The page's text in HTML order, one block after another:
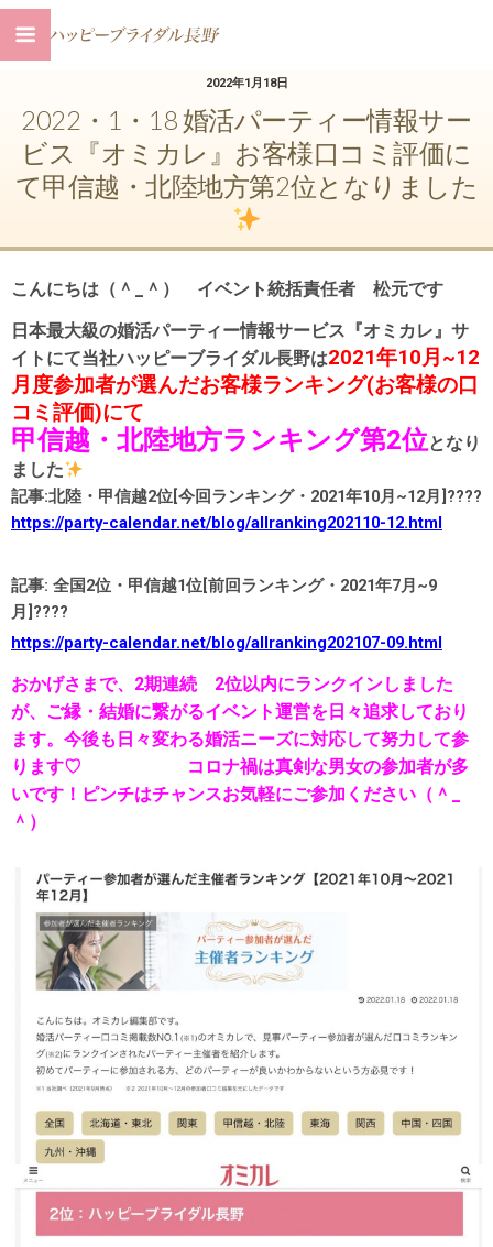
2022年1月18日
2022・1・18 婚活パーティー情報サー
ビス『オミカレ』お客様口コミ評価に
て甲信越・北陸地方第2位となりました
こんにちは（＾_＾） イベント統括責任者 松元です
日本最大級の婚活パーティー情報サービス『オミカレ』サ
イトにて当社ハッピーブライダル長野は2021年10月~12
月度参加者が選んだお客様ランキング(お客様の口
コミ評価)にて
甲信越・北陸地方ランキング第2位となり
ました
記事:北陸・甲信越2位 [今回ランキング・2021年10月~12月]????
https://party-calendar.net/blog/allranking202110-12.html
記事: 全国2位・甲信越1位[前回ランキング・2021年7月~9
月]????
https://party-calendar.net/blog/allranking202107-09.html
おかげさまで、2期連続 2位以内にランクインしました
が、ご縁・結婚に繋がるイベント運営を日々追求しており
ます。今後も日々変わる婚活ニーズに対応して努力して参
ります♡
コロナ禍は真剣な男女の参加者が多
いです！ピンチはチャンスお気軽にご参加ください（＾_
＾）